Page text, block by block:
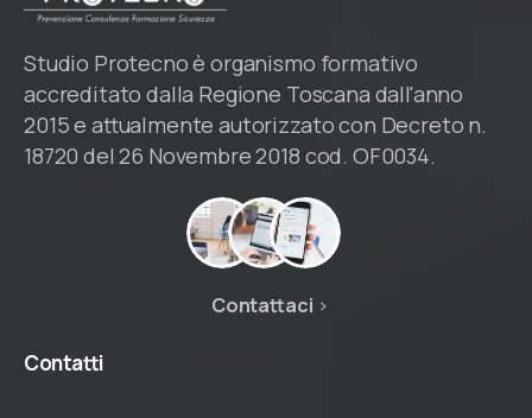
Studio Protecno è organismo formativo
accreditato dalla Regione Toscana dall'anno
2015 e attualmente autorizzato con Decreto n.
18720 del 26 Novembre 2018 cod. OF0034.
Contattaci
Contatti